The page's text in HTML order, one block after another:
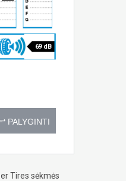
69 dB
PALYGINTI
Tires sėkmės